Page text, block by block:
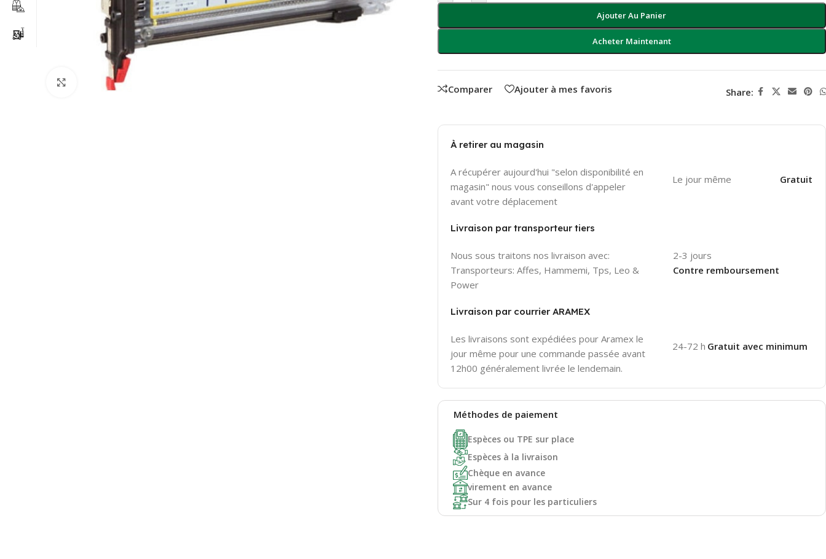
Agrandir
Ajouter Au Panier
Acheter Maintenant
Comparer Ajouter à mes favoris Share:
À retirer au magasin
A récupérer aujourd'hui "selon disponibilité en
magasin" nous vous conseillons d'appeler
avant votre déplacement
Le jour même Gratuit
Livraison par transporteur tiers
Nous sous traitons nos livraison avec:
Transporteurs: Affes, Hammemi, Tps, Leo &
Power
2-3 jours
Contre remboursement
Livraison par courrier ARAMEX
Les livraisons sont expédiées pour Aramex le
jour même pour une commande passée avant
12h00 généralement livrée le lendemain.
24-72 h Gratuit avec minimum
Méthodes de paiement
Espèces ou TPE sur place
Espèces à la livraison
Chèque en avance
virement en avance
Sur 4 fois pour les particuliers